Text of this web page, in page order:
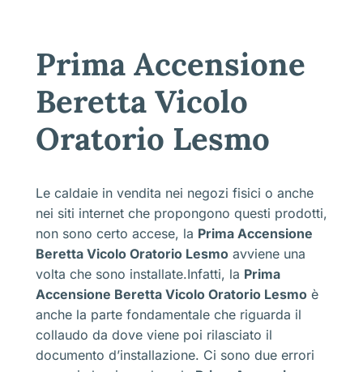
Prima Accensione
Beretta Vicolo
Oratorio Lesmo
Le caldaie in vendita nei negozi fisici o anche
nei siti internet che propongono questi prodotti,
non sono certo accese, la Prima Accensione
Beretta Vicolo Oratorio Lesmo avviene una
volta che sono installate.Infatti, la Prima
Accensione Beretta Vicolo Oratorio Lesmo è
anche la parte fondamentale che riguarda il
collaudo da dove viene poi rilasciato il
documento d’installazione. Ci sono due errori